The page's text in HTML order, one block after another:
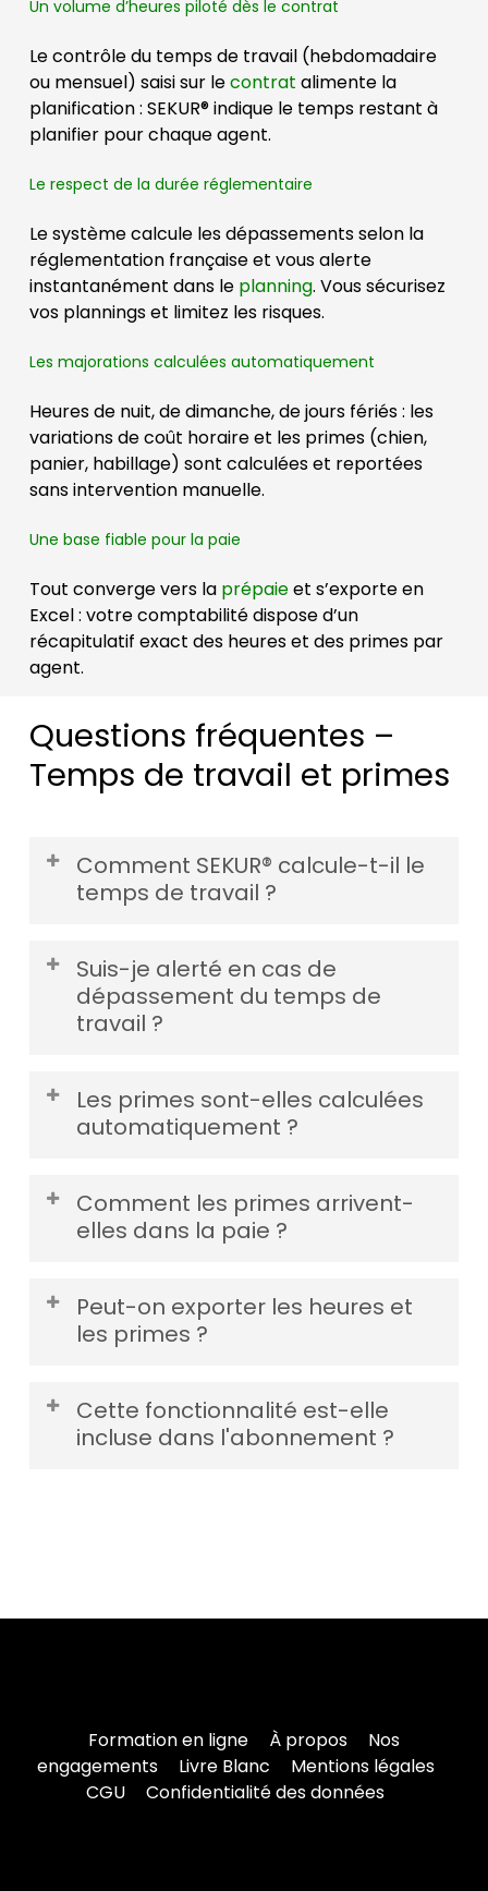
Un volume d’heures piloté dès le contrat
Le contrôle du temps de travail (hebdomadaire
ou mensuel) saisi sur lecontrat alimente la
planification : SEKUR® indique le temps restant à
planifier pour chaque agent.
Le respect de la durée réglementaire
Le système calcule les dépassements selon la
réglementation française et vous alerte
instantanément dans le planning. Vous sécurisez
vos plannings et limitez les risques.
Les majorations calculées automatiquement
Heures de nuit, de dimanche, de jours fériés : les
variations de coût horaire et les primes (chien,
panier, habillage) sont calculées et reportées
sans intervention manuelle.
Une base fiable pour la paie
Tout converge vers la prépaieet s’exporte en
Excel : votre comptabilité dispose d’un
récapitulatif exact des heures et des primes par
agent.
Questions fréquentes –
Temps de travail et primes
Comment SEKUR® calcule-t-il le
temps de travail ?
saisies sur la fiche agent (contrôle
hebdomadaire ou mensuel), le logiciel calcule
automatiquement le temps travaillé et le
Suis-je alerté en cas de
dépassement du temps de
travail ?
réglementaire, SEKUR® calcule l’écart selon la
réglementation française et vous alerte
Les primes sont-elles calculées
automatiquement ?
les primes (chien, habillage/déshabillage,
panier) sont calculées automatiquement
Comment les primes arrivent-
elles dans la paie ?
sont intégrées directement au calcul de
prépaie , sans ressaisie.
Peut-on exporter les heures et
les primes ?
date et spécialité, et vous exportez le tout au
format Excel pour votre gestion et votre
Cette fonctionnalité est-elle
incluse dans l'abonnement ?
Formation en ligne À propos
Nos
engagements
Livre Blanc
Mentions légales
CGU
Confidentialité des données